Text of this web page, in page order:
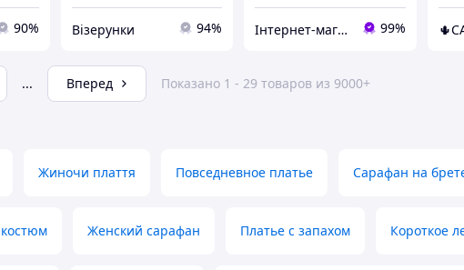
90% Візерунки 94% Інтернет-магазин "ARIE" 99%
... Вперед Показано 1 - 29 товаров из 9000+
Жиночи плаття Повседневное платье Сарафан на
Женский сарафан Платье с запахом Короткое